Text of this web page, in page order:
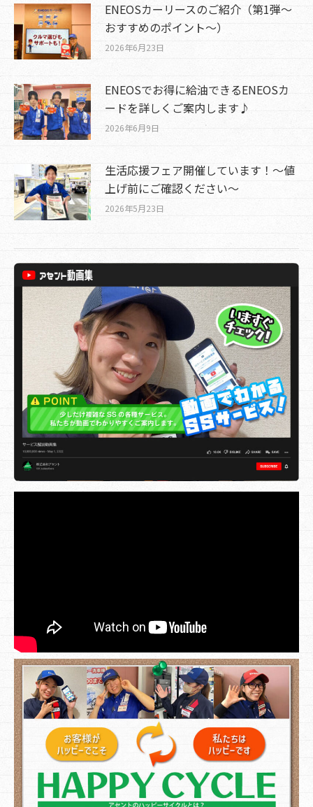
ENEOSカーリースのご紹介（第1弾～
おすすめのポイント～）
2026年6月23日
ENEOSでお得に給油できるENEOSカ
ードを詳しくご案内します♪
2026年6月9日
生活応援フェア開催しています！～値
上げ前にご確認ください～
2026年5月23日